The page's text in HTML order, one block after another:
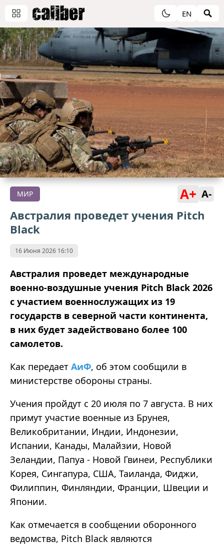
EN
МИР A+ A-
Австралия проведет учения Pitch
Black
16 Июня 2026 16:10
Австралия проведет международные
военно-воздушные учения Pitch Black 2026
с участием военнослужащих из 19
государств в северной части континента,
в них будет задействовано более 100
самолетов.
Как передает АиФ, об этом сообщили в
министерстве обороны страны.
Учения пройдут с 20 июля по 7 августа. В них
примут участие военные из Брунея,
Великобритании, Индии, Индонезии,
Испании, Канады, Малайзии, Новой
Зеландии, Папуа - Новой Гвинеи, Республики
Корея, Сингапура, США, Таиланда, Фиджи,
Филиппин, Финляндии, Франции, Швеции и
Японии.
Как отмечается в сообщении оборонного
ведомства, Pitch Black являются